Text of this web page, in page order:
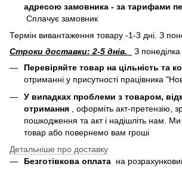
адресою замовника - за тарифами
Сплачує замовник
Термін вивантаження товару -1-3 дні. З
Строки доставки: 2-5 днів.
З
Перевіряйте товар на цільність та
отриманні у присутності працівника
У випадках проблеми з товаром,
отримання , оформіть акт-претензію,
пошкодження та акт і надішліть нам. Ми
товар або повернемо вам гроші
Детальніше про доставку
Безготівкова оплата на